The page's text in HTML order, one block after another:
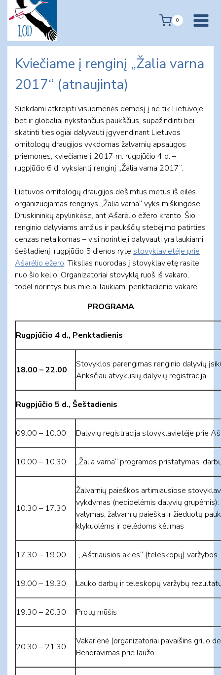
content
0
Kviečiame į renginį „Žalia varna
2017“ (atnaujinta)
Siekdami atkreipti visuomenės dėmesį į ne tik Lietuvoje,
bet ir globaliai nykstančius paukščius, supažindinti bei
skatinti tiesiogiai dalyvauti įgyvendinant Lietuvos
ornitologų draugijos vykdomas žalvarnių apsaugos
priemones, kviečiame į 2017 m. rugpjūčio 4 d. –
rugpjūčio 6 d. vyksiantį renginį „Žalia varna 2017“.
Lietuvos ornitologų draugijos dešimtus metus iš eilės
organizuojamas renginys „Žalia varna“ vyks miškingose
Druskininkų apylinkėse, ant Ašarėlio ežero kranto. Šio
renginio dalyviams amžius ir paukščių stebėjimo patirties
cenzas netaikomas – visi norintieji dalyvauti yra laukiami
šeštadienį, rugpjūčio 5 dienos ryte stovyklavietėje prie
Ašarėlio ežero. Tikslias nuorodas į stovyklavietę rasite
nuo šio kelio. Organizatoriai stovyklą ruoš iš vakaro,
todėl norintys bus mielai laukiami penktadienio vakare.
PROGRAMA
Rugpjūčio 4 d., Penktadienis
18.00 – 22.00
Stovyklos parengimas renginio dalyvių
Anksčiau atvykusių dalyvių registracija.
Rugpjūčio 5 d., Šeštadienis
09.00 – 10.00 Dalyvių registracija stovyklavietėje prie
10.00 – 10.30 „Žalia varna“ programos pristatymas,
10.30 – 17.30
Žalvarnių paieškos artimiausiose
vykdymas (nedidelėmis dalyvių
valymas, žalvarnių paieška ir žieduotų
klykuolėms ir pelėdoms kėlimas
17.30 – 19.00 „Aštriausios akies“ (teleskopų) varžybos
19.00 – 19.30 Lauko darbų ir teleskopų varžybų
19.30 – 20.30 Protų mūšis
20.30 – 21.30
Vakarienė (organizatoriai pavaišins grilio
Bendravimas prie laužo